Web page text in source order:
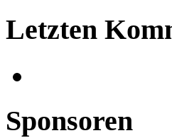
Letzten
Sponsoren